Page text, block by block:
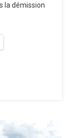
la démission